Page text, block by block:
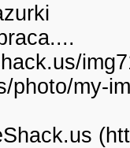
photo/my-